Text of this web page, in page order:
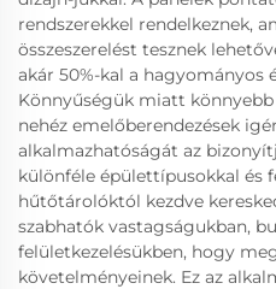
rendszerekkel rendelkeznek,
összeszerelést tesznek
akár 50%-kal a hagyományos
Könnyűségük miatt
nehéz emelőberendezések
alkalmazhatóságát az
különféle épülettípusokkal és
hűtőtárolóktól kezdve
szabhatók vastagságukban,
felületkezelésükben, hogy
követelményeinek. Ez az